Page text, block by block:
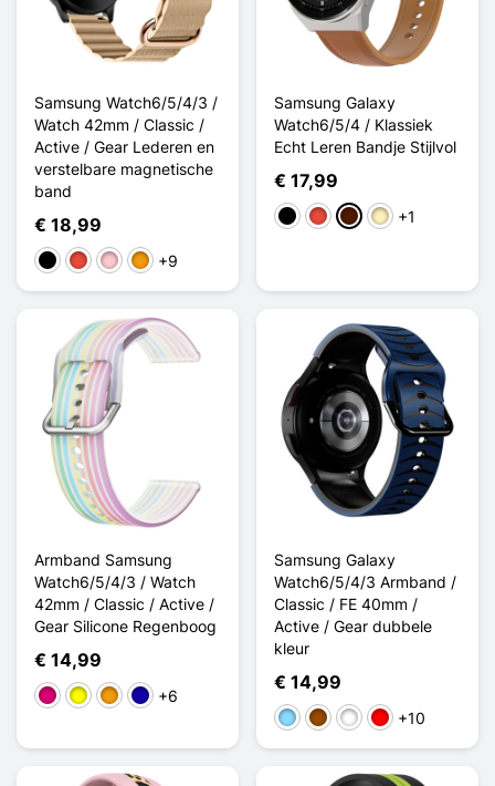
Samsung Watch6/5/4/3 /
Watch 42mm / Classic /
Active / Gear Lederen en
verstelbare magnetische
band
€ 18,99
ZwartRoodRozeOranje
+9
Samsung Galaxy
Watch6/5/4 / Klassiek
Echt Leren Bandje Stijlvol
€ 17,99
ZwartRoodDonkerbruin
Lichtbruin
+1
Armband Samsung
Watch6/5/4/3 / Watch
42mm / Classic / Active /
Gear Silicone Regenboog
€ 14,99
Magenta
GeelOranjeDonkerblauw
+6
Samsung Galaxy
Watch6/5/4/3 Armband /
Classic / FE 40mm /
Active / Gear dubbele
kleur
€ 14,99
Licht Blauw
BruinRose / Blanc
Rouge / Noir
+10